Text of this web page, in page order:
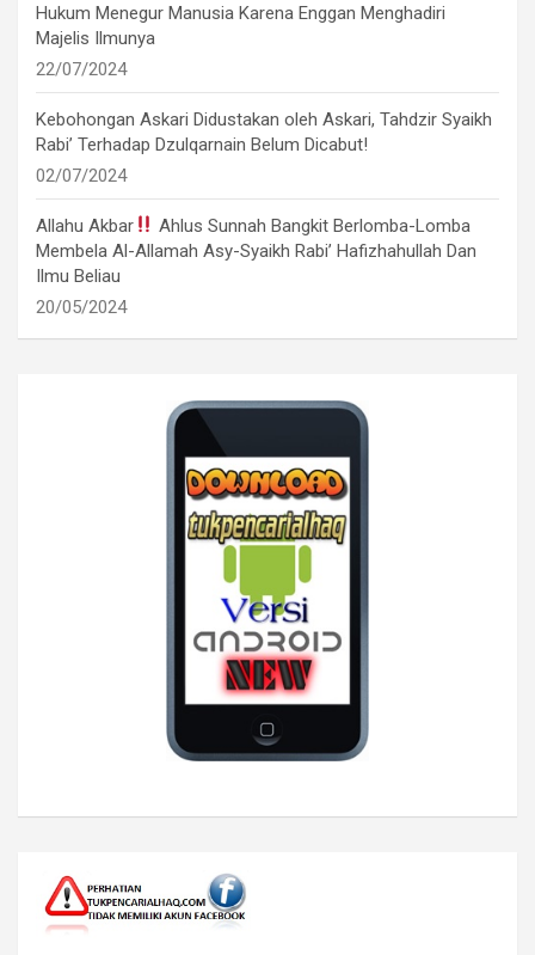
Hukum Menegur Manusia Karena Enggan Menghadiri
Majelis Ilmunya
22/07/2024
Kebohongan Askari Didustakan oleh Askari, Tahdzir Syaikh
Rabi’ Terhadap Dzulqarnain Belum Dicabut!
02/07/2024
Allahu Akbar
Ahlus Sunnah Bangkit Berlomba-Lomba
Membela Al-Allamah Asy-Syaikh Rabi’ Hafizhahullah Dan
Ilmu Beliau
20/05/2024